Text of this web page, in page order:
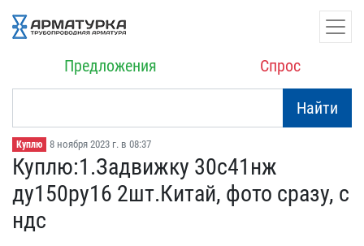
Предложения Спрос
Найти
Куплю 8 ноября 2023 г. в 08:37
Куплю:1.Задвижку 30с41нж​
ду150ру16 2шт.Китай, фо​то сразу, с
ндс